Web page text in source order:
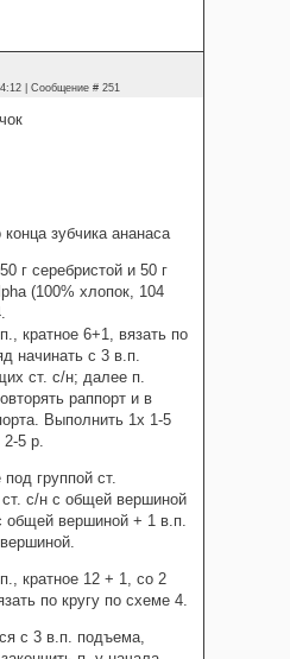
| Сообщение # 251
зубчика ананаса
г серебристой и 50 г
(100% хлопок, 104
кратное 6+1, вязать по
начинать с 3 в.п.
ст. с/н; далее п.
раппорт и в
Выполнить 1х 1-5
2-5 р.
группой ст.
с/н с общей вершиной
общей вершиной + 1 в.п.
кратное 12 + 1, со 2
по кругу по схеме 4.
с 3 в.п. подъема,